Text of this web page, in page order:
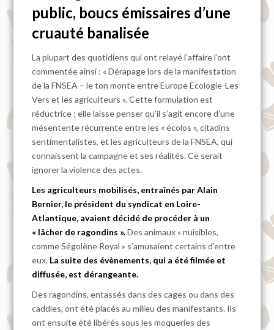
public, boucs émissaires d’une
cruauté banalisée
La plupart des quotidiens qui ont relayé l’affaire l’ont
commentée ainsi : « Dérapage lors de la manifestation
de la FNSEA – le ton monte entre Europe Ecologie-Les
Vers et les agriculteurs ». Cette formulation est
réductrice ; elle laisse penser qu’il s’agit encore d’une
mésentente récurrente entre les « écolos », citadins
sentimentalistes, et les agriculteurs de la FNSEA, qui
connaissent la campagne et ses réalités. Ce serait
ignorer la violence des actes.
Les agriculteurs mobilisés, entraînés par Alain
Bernier, le président du syndicat en Loire-
Atlantique, avaient décidé de procéder à un
« lâcher de ragondins ».Des animaux « nuisibles,
comme Ségolène Royal » s’amusaient certains d’entre
eux. La suite des évènements, qui a été filmée et
diffusée, est dérangeante.
Des ragondins, entassés dans des cages ou dans des
caddies, ont été placés au milieu des manifestants. Ils
ont ensuite été libérés sous les moqueries des